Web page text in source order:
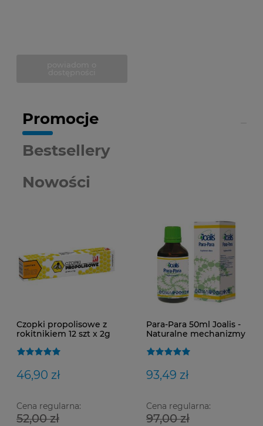
Promocje
Nowości
Bestsellery
Czopki propolisowe z
rokitnikiem 12 szt x 2g
46,90 zł
Cena regularna:
52,00 zł
Para-Para 50ml Joalis -
Naturalne mechanizmy
93,49 zł
Cena regularna:
97,00 zł